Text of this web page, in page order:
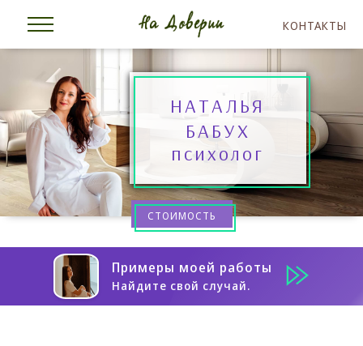
КОНТАКТЫ
НАТАЛЬЯ
БАБУХ
психолог
СТОИМОСТЬ
Примеры моей работы
Найдите свой случай.